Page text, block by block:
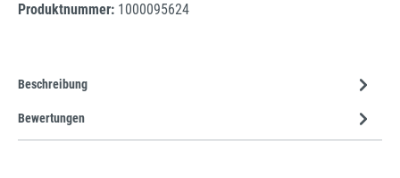
Produktnummer: 1000095624
Beschreibung
Bewertungen